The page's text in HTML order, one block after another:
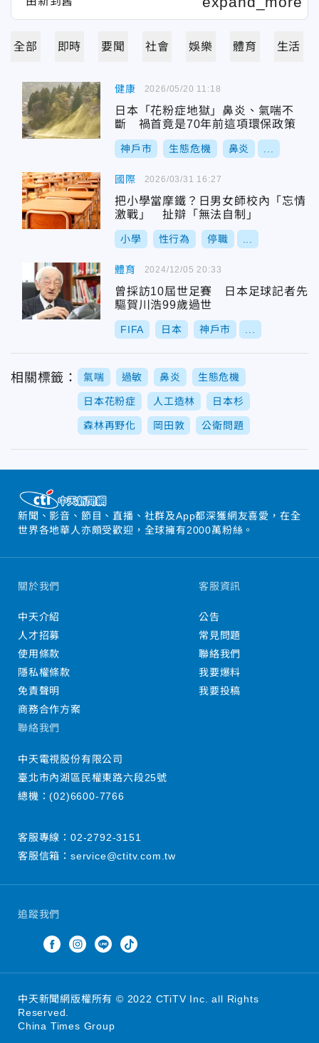
全部 即時 要聞 社會 娛樂 體育 生活
健康
日本「花粉症地獄」鼻炎、氣喘不
斷 禍首竟是70年前這項環保政策
神戶市 生態危機 鼻炎
2026/05/20 11:18
國際
把小學當摩鐵？日男女師校內「忘情
激戰」 扯辯「無法自制」
小學 性行為 停職
2026/03/31 16:27
體育
曾採訪10屆世足賽 日本足球記者先
驅賀川浩99歲過世
FIFA 日本 神戶市
2024/12/05 20:33
相關標籤： 氣喘 過敏 鼻炎 生態危機
日本花粉症 人工造林 日本杉
森林再野化 岡田敦 公衛問題
新聞、影音、節目、直播、社群及App都深獲網友喜愛，在全
世界各地華人亦頗受歡迎，全球擁有2000萬粉絲。
追蹤我們
關於我們
中天介紹
人才招募
使用條款
隱私權條款
免責聲明
商務合作方案
客服資訊
公告
常見問題
聯絡我們
我要爆料
我要投稿
聯絡我們
中天電視股份有限公司
臺北市內湖區民權東路六段25號
總機：(02)6600-7766
客服專線： 02-2792-3151
客服信箱： service@ctitv.com.tw
中天新聞網版權所有 © 2022 CTiTV Inc. all Rights
Reserved.
China Times Group